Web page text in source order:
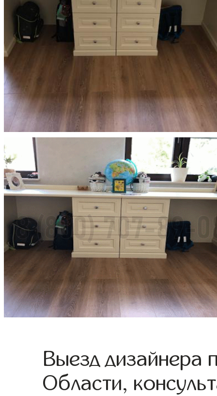
Выезд дизайнера
Области,